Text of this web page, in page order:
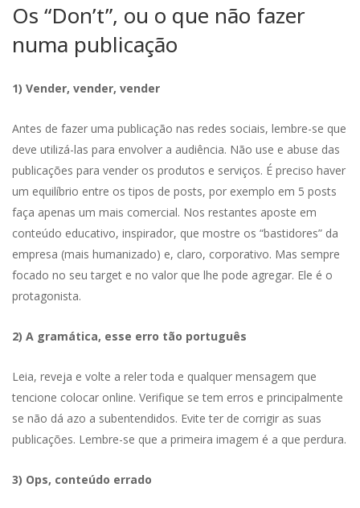
Os “Don’t”, ou o que não fazer
numa publicação
1) Vender, vender, vender
Antes de fazer uma publicação nas redes sociais, lembre-se que
deve utilizá-las para envolver a audiência. Não use e abuse das
publicações para vender os produtos e serviços. É preciso haver
um equilíbrio entre os tipos de posts, por exemplo em 5 posts
faça apenas um mais comercial. Nos restantes aposte em
conteúdo educativo, inspirador, que mostre os “bastidores” da
empresa (mais humanizado) e, claro, corporativo. Mas sempre
focado no seu target e no valor que lhe pode agregar. Ele é o
protagonista.
2) A gramática, esse erro tão português
Leia, reveja e volte a reler toda e qualquer mensagem que
tencione colocar online. Verifique se tem erros e principalmente
se não dá azo a subentendidos. Evite ter de corrigir as suas
publicações. Lembre-se que a primeira imagem é a que perdura.
3) Ops, conteúdo errado